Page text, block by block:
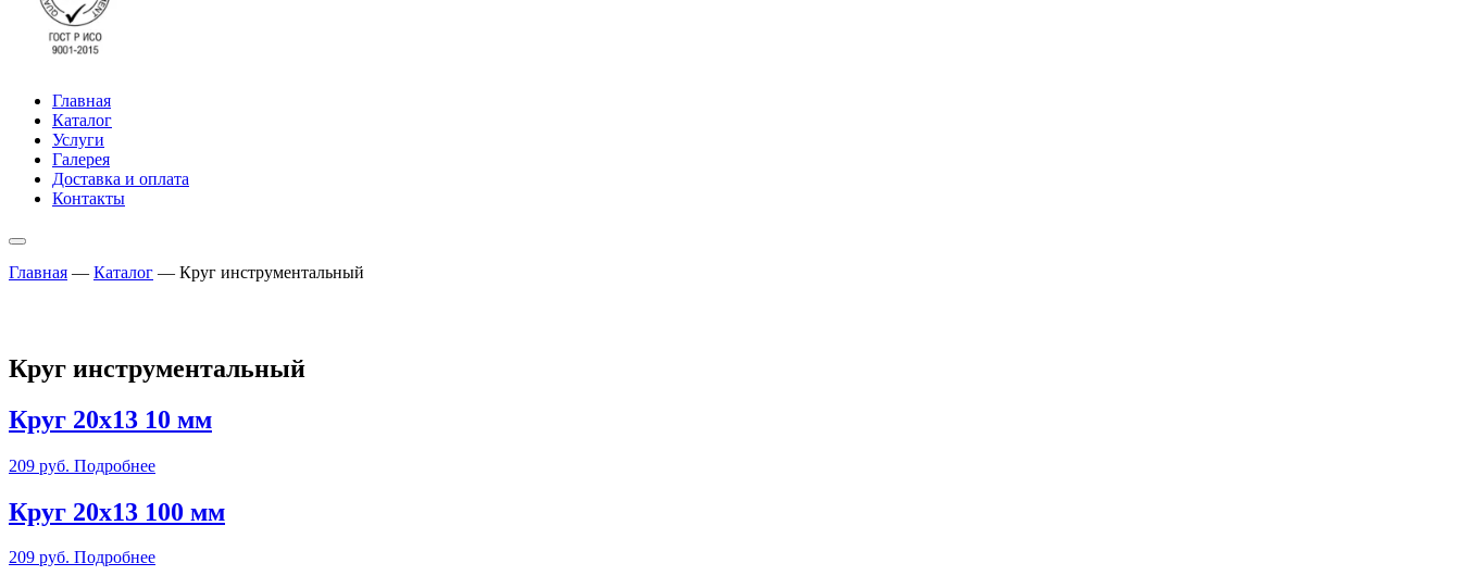
Главная
Каталог
Услуги
Галерея
Доставка и оплата
Контакты
Главная — Каталог — Круг инструментальный
Круг инструментальный
Круг 20х13 10 мм
209 руб. Подробнее
Круг 20х13 100 мм
209 руб. Подробнее